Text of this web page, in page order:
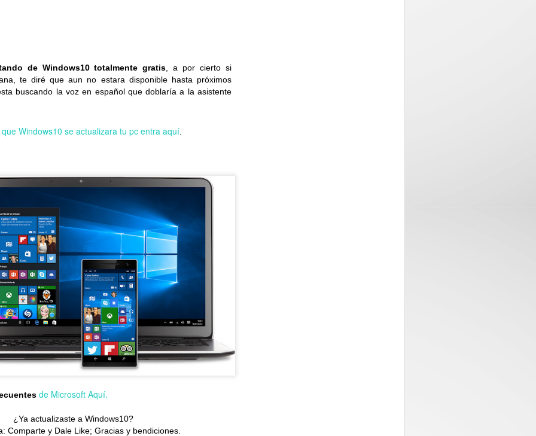
de Windows10 totalmente gratis , a por cierto si
te diré que aun no estara disponible hasta próximos
buscando la voz en español que doblaría a la asistente
Windows10 se actualizara tu pc entra aquí
de Microsoft Aquí.
¿Ya actualizaste a Windows10?
Comparte y Dale Like; Gracias y bendiciones.
evo 2026, impulsando la pureza del color en los LCD
premium
La aterriza en El Salvador con fotografía Leica,
potencia de alto rendimiento y batería para todo el día
la experiencia premium a más usuarios, la Serie Xiaomi 17T
lentes Leica, pantallas AMOLED y baterias de gran duracion...
Glosario de acrónimos comunes de PC
RAM, CPU, PCIe... Deja de adivinar y domina la jerga de las
computadoras de una vez por todas...